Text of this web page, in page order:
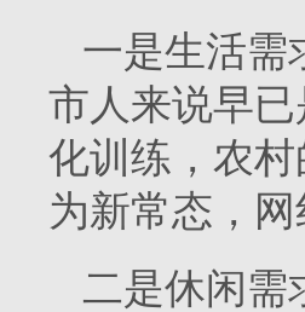
一是生活需
市人来说早
化训练，农
为新常态，
二是休闲需